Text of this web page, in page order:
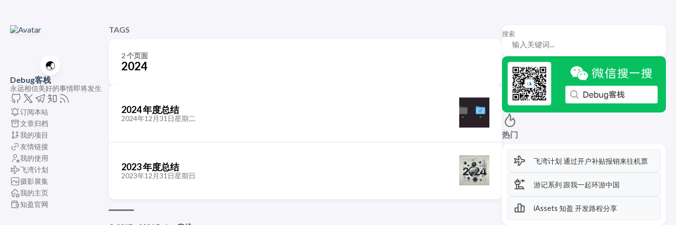
🌏
Debug客栈
永远相信美好的事情即将发生
订阅本站
文章归档
我的项目
友情链接
我的使用
飞湾计划
摄影展集
我的主页
知盈官网
搜索
热门
飞湾计划 通过开户补贴报销来往机票
游记系列 跟我一起环游中国
iAssets 知盈 开发路程分享
TAGS
2 个页面
2024
2024 年度总结
2024年12月31日星期二
2023 年度总结
2023年12月31日星期日